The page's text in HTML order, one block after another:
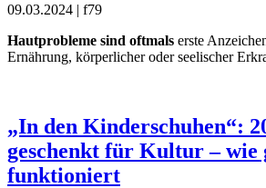
09.03.2024 | f79
Hautprobleme sind oftmals erste
Ernährung, körperlicher oder seelischer
„In den Kinderschuhen“:
geschenkt für Kultur – wie
funktioniert